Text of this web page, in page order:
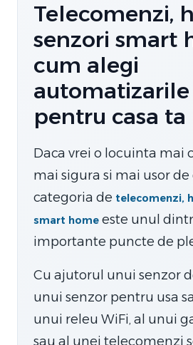
Telecomenzi,
senzori smart
cum alegi
pentru casa ta
Daca vrei o locuinta mai
mai sigura si mai usor
categoria de telecomenzi,
smart home este unul
importante puncte de
Cu ajutorul unui senzor
unui senzor pentru usa
unui releu WiFi, al unui
sau al unei telecomenzi